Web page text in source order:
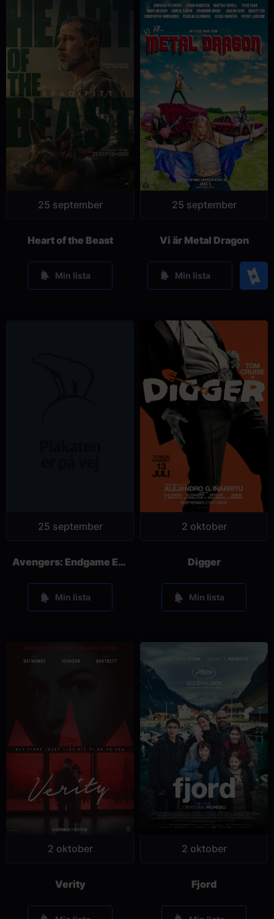
25 september
Heart of the Beast
Min lista
25 september
Vi är Metal Dragon
Min lista
Köp
25 september
Avengers: Endgame Encore
Min lista
2 oktober
Digger
Min lista
2 oktober
Verity
2 oktober
Fjord